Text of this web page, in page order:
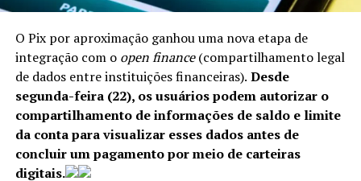
ANÚNCIO
Políticas brasileiras
O tarifaço adotado pelo governo Trump baseou-se em
um processo conduzido pelo Escritório do
Representante Comercial dos EUA (USTR, na sigla em
O Pix por aproximação ganhou uma nova etapa de
integração com oopen finance(compartilhamento legal
de dados entre instituições financeiras). Desde
segunda-feira (22), os usuários podem autorizar o
compartilhamento de informações de saldo e limite
da conta para visualizar esses dados antes de
concluir um pagamento por meio de carteiras
digitais.